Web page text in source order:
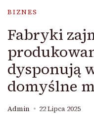
BIZNES
Fabryki
dysponują
domyślne
Admin 22 Lipca 2025